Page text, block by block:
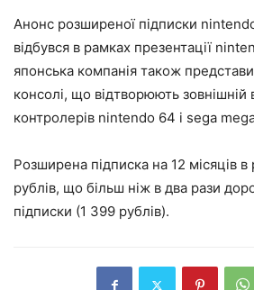
Анонс розширеної підписки
відбувся в рамках презентації
японська компанія також
консолі, що відтворюють зовнішній
контролерів nintendo 64 і sega
Розширена підписка на 12 місяців в
рублів, що більш ніж в два рази
підписки (1 399 рублів).